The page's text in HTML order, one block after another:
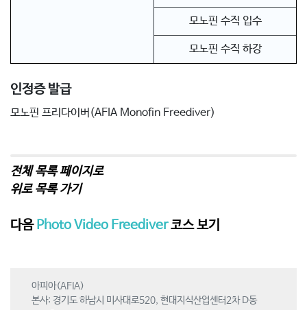
모노핀 수직 입수
모노핀 수직 하강
인정증 발급
모노핀 프리다이버(AFIA Monofin Freediver)
전체 목록 페이지로
위로 목록 가기
다음Photo Video Freediver코스 보기
아피아(AFIA)
본사: 경기도 하남시 미사대로520, 현대지식산업센터2차 D동